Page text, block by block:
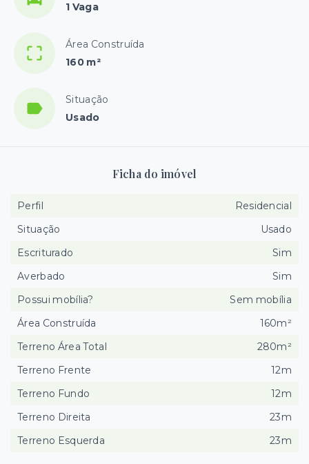
1 Vaga
Área Construída
160 m²
Situação
Usado
Ficha do imóvel
Perfil
Residencial
Situação
Usado
Escriturado
Sim
Averbado
Sim
Possui mobília?
Sem mobília
Área Construída
160m²
Terreno Área Total
280m²
Terreno Frente
12m
Terreno Fundo
12m
Terreno Direita
23m
Terreno Esquerda
23m